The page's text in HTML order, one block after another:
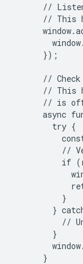
//
// This
      });
//
// This
// is
async
        try {
//
if
          }
}
//
        }
      }